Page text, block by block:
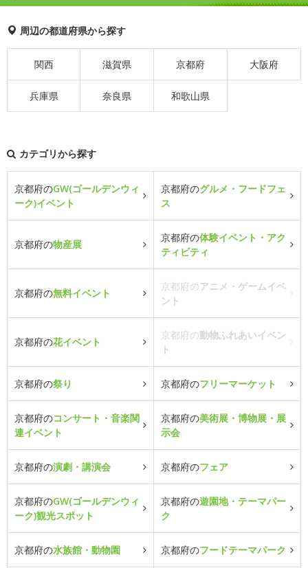
周辺の都道府県から探す
関西 滋賀県 京都府 大阪府
兵庫県 奈良県 和歌山県
カテゴリから探す
京都府のGW(ゴールデンウィ
ーク)イベント
京都府のグルメ・フードフェ
ス
京都府の物産展
京都府の体験イベント・アク
ティビティ
京都府の無料イベント
京都府のアニメ・ゲームイベ
ント
京都府の花イベント
京都府の動物ふれあいイベン
ト
京都府の祭り 京都府のフリーマーケット
京都府のコンサート・音楽関
連イベント
京都府の美術展・博物展・展
示会
京都府の演劇・講演会 京都府のフェア
京都府のGW(ゴールデンウィ
ーク)観光スポット
京都府の遊園地・テーマパー
ク
京都府の水族館・動物園 京都府のフードテーマパーク